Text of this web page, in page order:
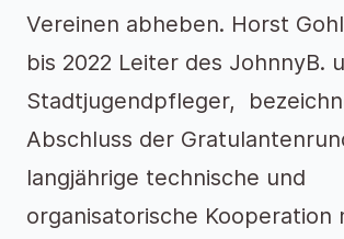
Vereinen abheben. Horst
bis 2022 Leiter des JohnnyB.
Stadtjugendpfleger,
Abschluss der
langjährige technische und
organisatorische Kooperation